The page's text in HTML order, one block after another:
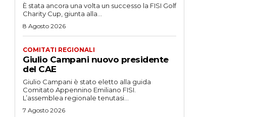
È stata ancora una volta un successo la FISI Golf
Charity Cup, giunta alla...
8 Agosto 2026
COMITATI REGIONALI
Giulio Campani nuovo presidente
del CAE
Giulio Campani è stato eletto alla guida
Comitato Appennino Emiliano FISI.
L’assemblea regionale tenutasi...
7 Agosto 2026